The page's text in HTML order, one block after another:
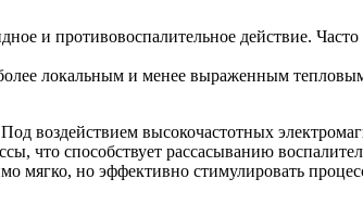
и противовоспалительное действие.
локальным и менее выраженным
воздействием высокочастотных
что способствует рассасыванию
мягко, но эффективно стимулировать